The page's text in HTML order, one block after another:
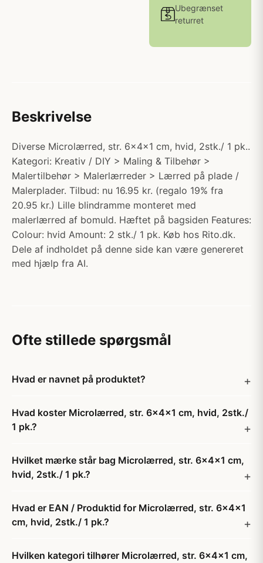
Ubegrænset
returret
Beskrivelse
Diverse Microlærred, str. 6x4x1 cm, hvid, 2stk./ 1 pk..
Kategori: Kreativ / DIY > Maling & Tilbehør >
Malertilbehør > Malerlærreder > Lærred på plade /
Malerplader. Tilbud: nu 16.95 kr. (regalo 19% fra
20.95 kr.) Lille blindramme monteret med
malerlærred af bomuld. Hæftet på bagsiden Features:
Colour: hvid Amount: 2 stk./ 1 pk. Køb hos Rito.dk.
Dele af indholdet på denne side kan være genereret
med hjælp fra AI.
Ofte stillede spørgsmål
Hvad er navnet på produktet?
Hvad koster Microlærred, str. 6x4x1 cm, hvid, 2stk./
1 pk.?
Hvilket mærke står bag Microlærred, str. 6x4x1 cm,
hvid, 2stk./ 1 pk.?
Hvad er EAN / Produktid for Microlærred, str. 6x4x1
cm, hvid, 2stk./ 1 pk.?
Hvilken kategori tilhører Microlærred, str. 6x4x1 cm,